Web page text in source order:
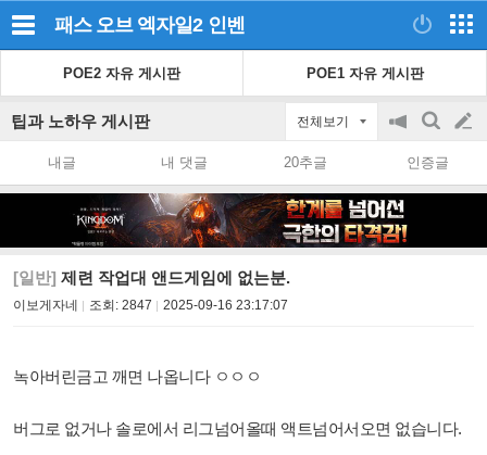
패스 오브 엑자일2 인벤
POE2 자유 게시판 POE1 자유 게시판
팁과 노하우 게시판 전체보기
공
on/off
검
색
글
쓰
내글 내 댓글 20추글 인증글
[일반] 제련 작업대 앤드게임에 없는분.
이보게자네 조회: 2847 2025-09-16 23:17:07
녹아버린금고 깨면 나옵니다 ㅇㅇㅇ
버그로 없거나 솔로에서 리그넘어올때 액트넘어서오면 없습니다.